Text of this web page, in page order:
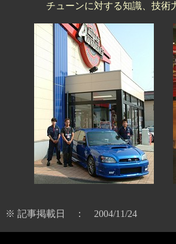
チューンに対する知識、技術
※ 記事掲載日 ： 2004/11/24